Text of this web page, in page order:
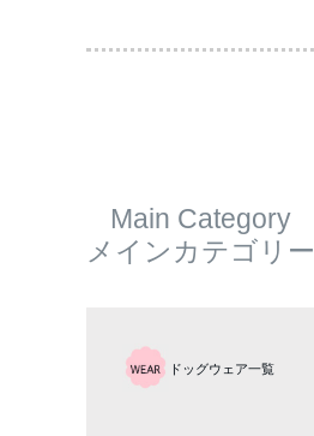
Main Category
メインカテゴリー
ドッグウェア一覧